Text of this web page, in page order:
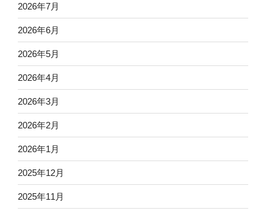
2026年7月
2026年6月
2026年5月
2026年4月
2026年3月
2026年2月
2026年1月
2025年12月
2025年11月